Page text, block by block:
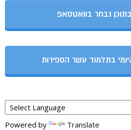
נבחר בוואטסאפ
בתלמוד עשר הספירות
Powered by Translate